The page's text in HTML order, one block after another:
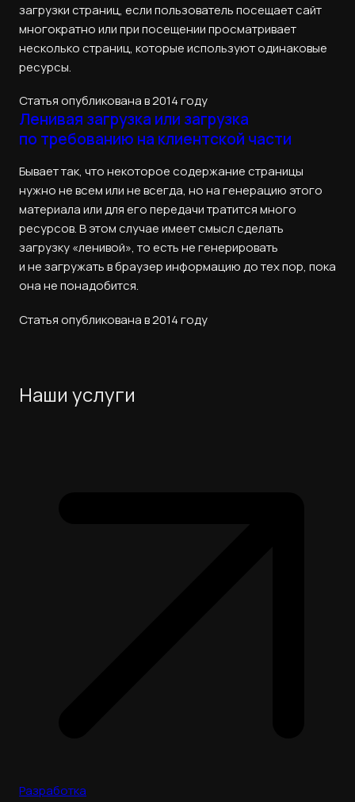
загрузки страниц, если пользователь посещает сайт
многократно или при посещении просматривает
несколько страниц, которые используют одинаковые
ресурсы.
Статья опубликована в 2014 году
Ленивая загрузка или загрузка
по требованию на клиентской части
Бывает так, что некоторое содержание страницы
нужно не всем или не всегда, но на генерацию этого
материала или для его передачи тратится много
ресурсов. В этом случае имеет смысл сделать
загрузку «ленивой», то есть не генерировать
и не загружать в браузер информацию до тех пор, пока
она не понадобится.
Статья опубликована в 2014 году
Наши услуги
Разработка